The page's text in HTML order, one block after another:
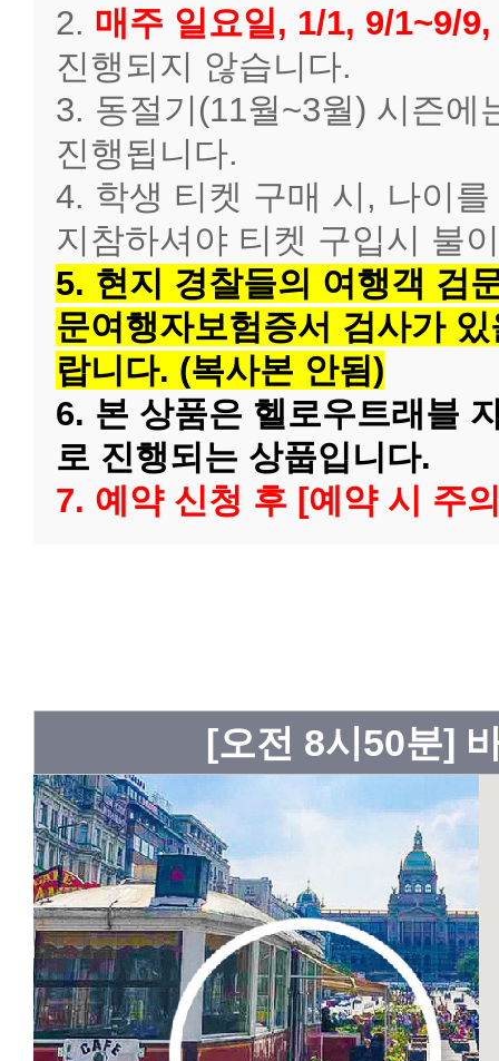
2. 매주 일요일, 1/1, 9/1~9/
진행되지 않습니다.
3. 동절기(11월~3월) 시즌
진행됩니다.
4. 학생 티켓 구매 시, 나이
지참하셔야 티켓 구입시 불
5. 현지 경찰들의 여행객 검
문여행자보험증서 검사가
랍니다. (복사본 안됨)
6. 본 상품은 헬로우트래블
로 진행되는 상풉입니다.
7. 예약 신청 후 [예약 시 주
[오전 8시50분]